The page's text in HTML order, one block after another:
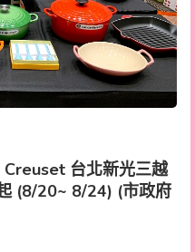
台北新光三越
(8/20~ 8/24) (市政府